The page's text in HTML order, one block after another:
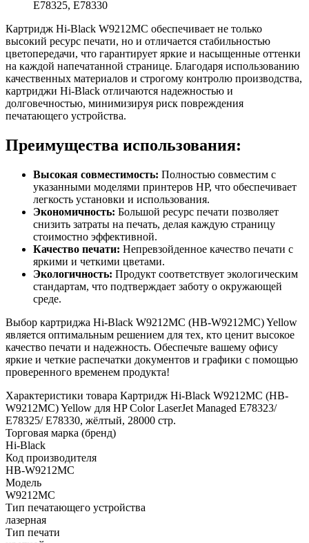
E78325, E78330
Картридж Hi-Black W9212MC обеспечивает не только
высокий ресурс печати, но и отличается стабильностью
цветопередачи, что гарантирует яркие и насыщенные оттенки
на каждой напечатанной странице. Благодаря использованию
качественных материалов и строгому контролю производства,
картриджи Hi-Black отличаются надежностью и
долговечностью, минимизируя риск повреждения
печатающего устройства.
Преимущества использования:
Высокая совместимость: Полностью совместим с
указанными моделями принтеров HP, что обеспечивает
легкость установки и использования.
Экономичность: Большой ресурс печати позволяет
снизить затраты на печать, делая каждую страницу
стоимостно эффективной.
Качество печати: Непревзойденное качество печати с
яркими и четкими цветами.
Экологичность: Продукт соответствует экологическим
стандартам, что подтверждает заботу о окружающей
среде.
Выбор картриджа Hi-Black W9212MC (HB-W9212MC) Yellow
является оптимальным решением для тех, кто ценит высокое
качество печати и надежность. Обеспечьте вашему офису
яркие и четкие распечатки документов и графики с помощью
проверенного временем продукта!
Характеристики товара Картридж Hi-Black W9212MC (HB-
W9212MC) Yellow для HP Color LaserJet Managed E78323/
E78325/ E78330, жёлтый, 28000 стр.
Торговая марка (бренд)
Hi-Black
Код производителя
HB-W9212MC
Модель
W9212MC
Тип печатающего устройства
лазерная
Тип печати